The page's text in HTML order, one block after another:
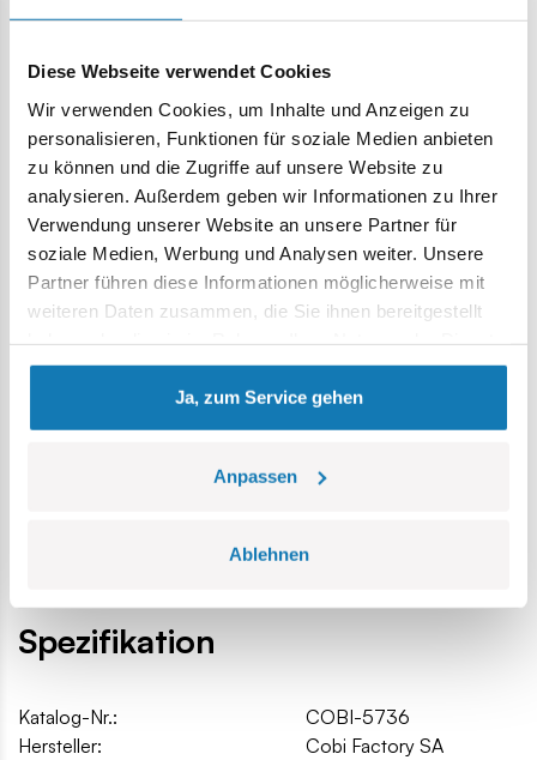
Diese Webseite verwendet Cookies
Wir verwenden Cookies, um Inhalte und Anzeigen zu
personalisieren, Funktionen für soziale Medien anbieten
zu können und die Zugriffe auf unsere Website zu
analysieren. Außerdem geben wir Informationen zu Ihrer
Verwendung unserer Website an unsere Partner für
soziale Medien, Werbung und Analysen weiter. Unsere
Partner führen diese Informationen möglicherweise mit
weiteren Daten zusammen, die Sie ihnen bereitgestellt
gesammelt haben.
Ja, zum Service gehen
Anpassen
Ablehnen
Sicherheitsstandards für Kinderprodukte erfüllen,
Blöcke mit Aufdruck verformen sich nicht und verblassen
nicht beim Spielen oder unter Temperatureinfluss,
klare und intuitive Anweisungen basierend auf
Zeichnungen und Symbolen,
100% Drucke, keine Aufkleber,
zwei Figuren: ein Pilot und ein Mechaniker,
Ausstellungsstand
Typenschild des Flugzeugs,
Abmessungen des Modells (L x B x H): 35 cm (13,78 Zoll) x
Spezifikation
Katalog-Nr.:
COBI-5736
Hersteller:
Cobi Factory SA